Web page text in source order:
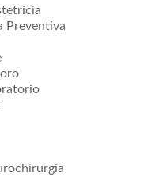
Preventiva